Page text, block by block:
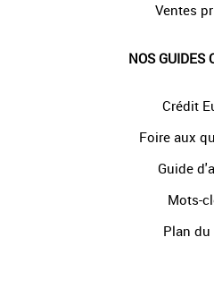
Ventes
NOS GUIDES
Crédit
Foire aux
Guide
Mots-
Plan